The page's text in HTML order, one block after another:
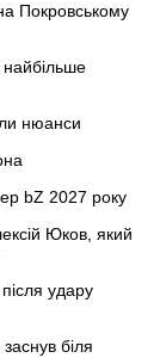
Покровському
нюанси
bZ 2027 року
Юков, який
удару
біля